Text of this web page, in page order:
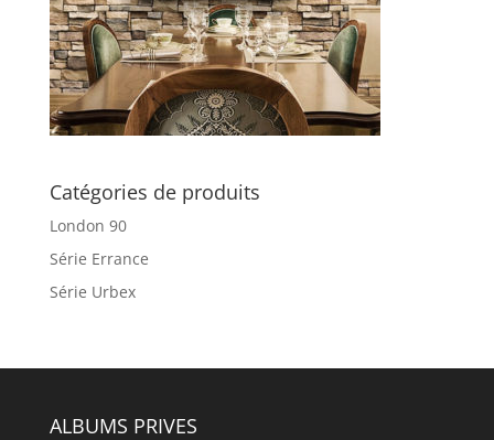
Catégories de produits
London 90
Série Errance
Série Urbex
ALBUMS PRIVES